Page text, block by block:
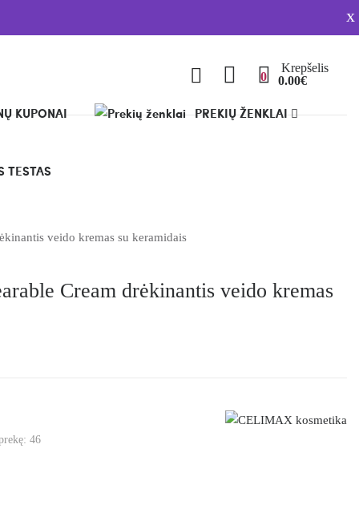
x
0 0.00€
Krepšelis
KUPONAI PREKIŲ ŽENKLAI
TESTAS
veido kremas su keramidais
Cream drėkinantis veido kremas
46